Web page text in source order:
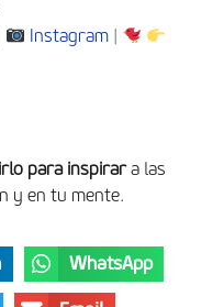
Instagram |
para inspirara las
y en tu mente.
WhatsApp